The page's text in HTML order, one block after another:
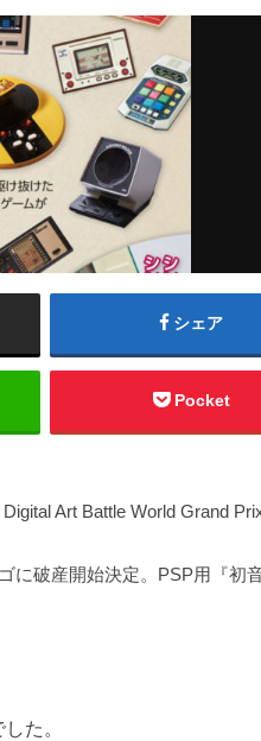
シェア
Pocket
Art Battle World Grand
に破産開始決定。PSP用『初
た。